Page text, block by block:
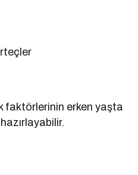
faktörlerinin erken yaşta